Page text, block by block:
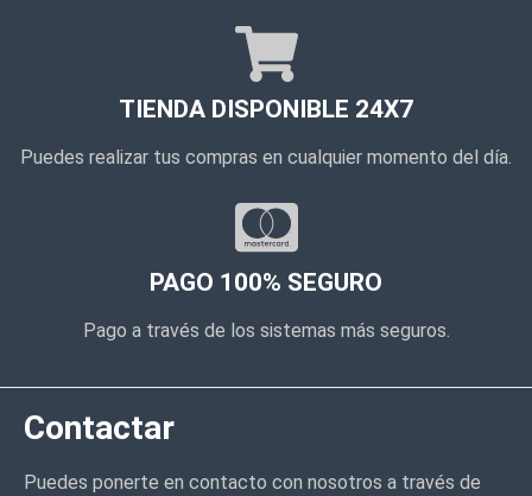
TIENDA DISPONIBLE 24X7
Puedes realizar tus compras en cualquier momento del día.
PAGO 100% SEGURO
Pago a través de los sistemas más seguros.
Contactar
Puedes ponerte en contacto con nosotros a través de